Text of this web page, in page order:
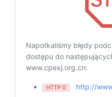
Napotkaliśmy błędy
dostępu do
www.cpexj.org.cn:
HTTP 0 http://